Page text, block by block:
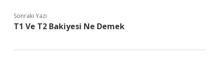
Sonraki Yazı
T1 Ve T2 Bakiyesi Ne Demek